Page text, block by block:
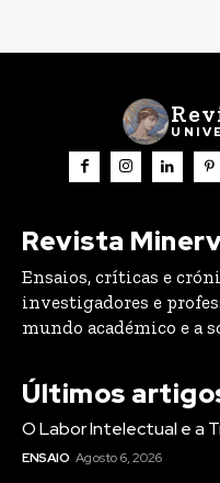
Revista
Ensaios, críticas e
investigadores e
mundo académico e a
Últimos
O Labor Intelectual e a
ENSAIO Agosto 6, 2026